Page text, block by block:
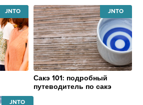
JAPAN
NATIONAL
TOURISM
ORGANIZATION
Сакэ 101: подробный
путеводитель по сакэ
JAPAN
NATIONAL
TOURISM